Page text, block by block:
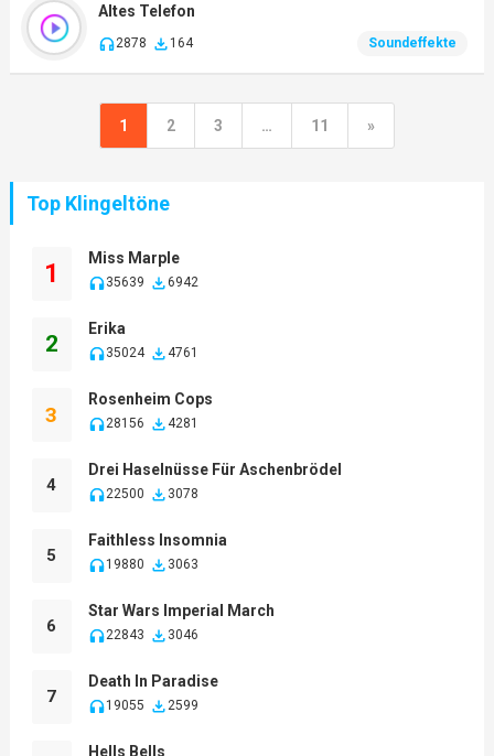
Altes Telefon
2878 164 Soundeffekte
1 2 3 … 11 »
Top Klingeltöne
1
Miss Marple
35639 6942
2
Erika
35024 4761
3
Rosenheim Cops
28156 4281
4
Drei Haselnüsse Für Aschenbrödel
22500 3078
5
Faithless Insomnia
19880 3063
6
Star Wars Imperial March
22843 3046
7
Death In Paradise
19055 2599
Hells Bells